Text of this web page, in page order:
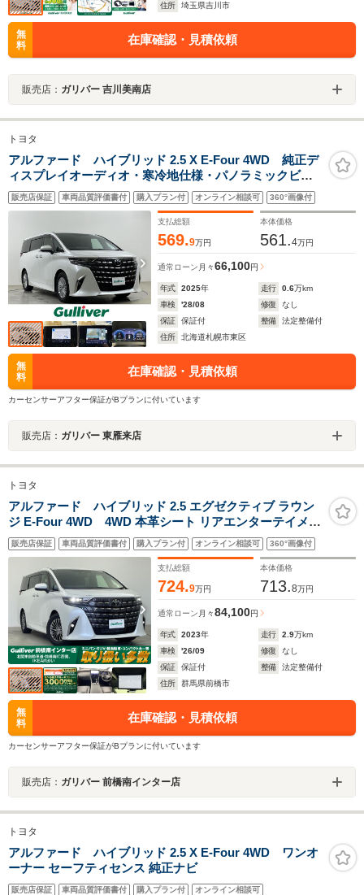
住所
埼玉県吉川市
無
料
在庫確認・見積依頼
販売店： ガリバー 吉川美南店
トヨタ
アルファード ハイブリッド 2.5 X E-Four 4WD 純正デ
ィスプレイオーディオ・寒冷地仕様・パノラミックビュ
ーモニター・レーダークルーズコントロール・レーンキ
ープアシスト・衝突被害軽減システム・前後コーナーセ
ンサー・純正ビルトインETC
販売店保証 車両品質評価書付 購入プラン付 オンライン相談可 360°画像付
支払総額
569.9万円
本体価格
561.4万円
通常ローン 月々66,100円
年式 2025年 走行 0.6万km
車検
'28/08 修復
なし
保証
保証付 整備
法定整備付
住所
北海道札幌市東区
無
料
在庫確認・見積依頼
カーセンサーアフター保証がBプランに付いています
販売店： ガリバー 東雁来店
トヨタ
アルファード ハイブリッド 2.5 エグゼクティブ ラウン
ジ E-Four 4WD 4WD 本革シート リアエンターテイメン
トシステム
販売店保証 車両品質評価書付 購入プラン付 オンライン相談可 360°画像付
支払総額
724.9万円
本体価格
713.8万円
通常ローン 月々84,100円
年式 2023年 走行 2.9万km
車検
'26/09 修復
なし
保証
保証付 整備
法定整備付
住所
群馬県前橋市
無
料
在庫確認・見積依頼
カーセンサーアフター保証がBプランに付いています
販売店： ガリバー 前橋南インター店
トヨタ
アルファード ハイブリッド 2.5 X E-Four 4WD ワンオ
ーナー セーフティセンス 純正ナビ
販売店保証 車両品質評価書付 購入プラン付 オンライン相談可